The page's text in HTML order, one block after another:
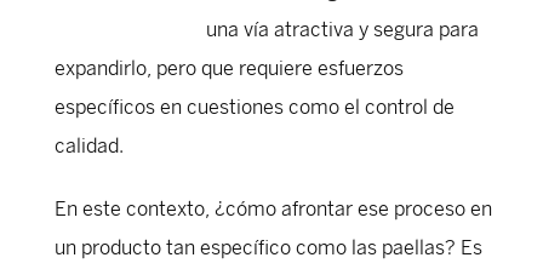
una vía atractiva y segura para
expandirlo, pero que requiere esfuerzos
específicos en cuestiones como el control de
calidad.
En este contexto, ¿cómo afrontar ese proceso en
un producto tan específico como las paellas? Es